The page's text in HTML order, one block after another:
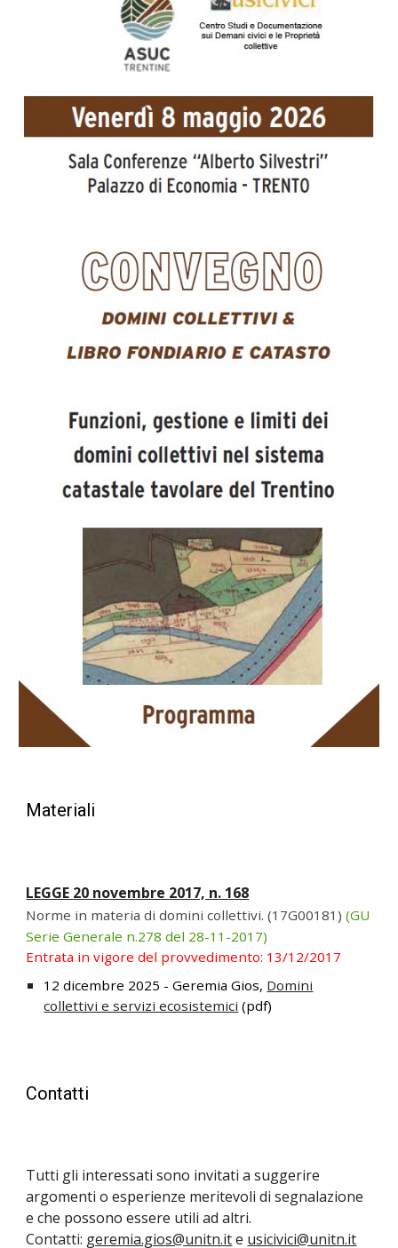
Materiali
LEGGE 20 novembre 2017, n. 168
Norme in materia di domini collettivi. (17G00181)(GU
Serie Generale n.278 del 28-11-2017)
Entrata in vigore del provvedimento: 13/12/2017
12 dicembre 2025 - Geremia Gios, Domini
collettivi e servizi ecosistemici (pdf)
Contatti
Tutti gli interessati sono invitati a suggerire
argomenti o esperienze meritevoli di segnalazione
e che possono essere utili ad altri.
Contatti: geremia.gios@unitn.ite usicivici@unitn.it